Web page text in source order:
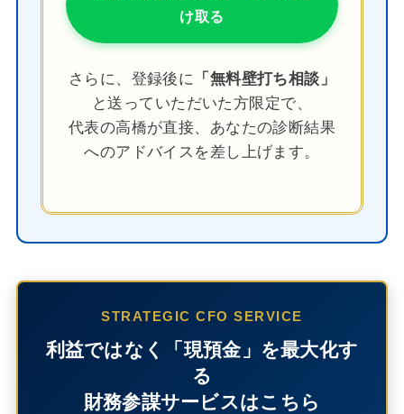
け取る
さらに、登録後に 「無料壁打ち相談」
と送っていただいた方限定で、
代表の高橋が直接、あなたの診断結果
へのアドバイスを差し上げます。
STRATEGIC CFO SERVICE
利益ではなく「現預金」を最大化す
る
財務参謀サービスはこちら